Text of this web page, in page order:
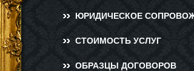
ЮРИДИЧЕСКОЕ
СТОИМОСТЬ УСЛУГ
ОБРАЗЦЫ ДОГОВОРОВ